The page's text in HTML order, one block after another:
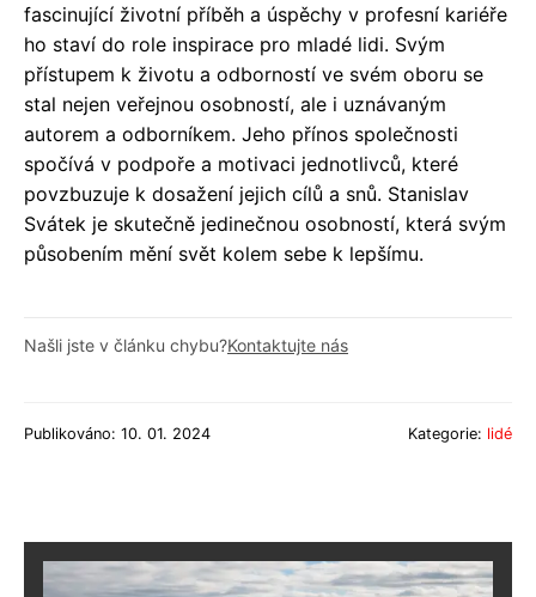
fascinující životní příběh a úspěchy v profesní kariéře
ho staví do role inspirace pro mladé lidi. Svým
přístupem k životu a odborností ve svém oboru se
stal nejen veřejnou osobností, ale i uznávaným
autorem a odborníkem. Jeho přínos společnosti
spočívá v podpoře a motivaci jednotlivců, které
povzbuzuje k dosažení jejich cílů a snů. Stanislav
Svátek je skutečně jedinečnou osobností, která svým
působením mění svět kolem sebe k lepšímu.
Našli jste v článku chybu?Kontaktujte nás
Publikováno: 10. 01. 2024 Kategorie: lidé